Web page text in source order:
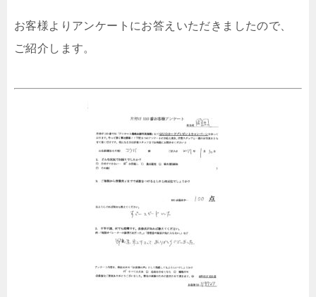
お客様よりアンケートにお答えいただきましたので、
ご紹介します。